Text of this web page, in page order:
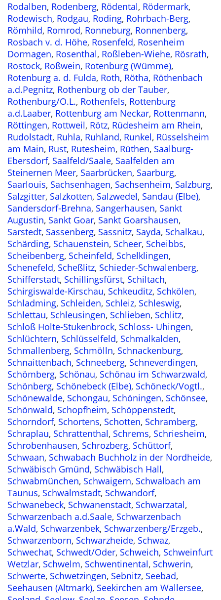
Rodalben, Rodenberg, Rödental, Rödermark,
Rodewisch, Rodgau, Roding, Rohrbach-Berg,
Römhild, Romrod, Ronneburg, Ronnenberg,
Rosbach v. d. Höhe, Rosenfeld, Rosenheim
Dormagen, Rosenthal, Roßleben-Wiehe, Rösrath,
Rostock, Roßwein, Rotenburg (Wümme),
Rotenburg a. d. Fulda, Roth, Rötha, Röthenbach
a.d.Pegnitz, Rothenburg ob der Tauber,
Rothenburg/O.L., Rothenfels, Rottenburg
a.d.Laaber, Rottenburg am Neckar, Rottenmann,
Röttingen, Rottweil, Rötz, Rüdesheim am Rhein,
Rudolstadt, Ruhla, Ruhland, Runkel, Rüsselsheim
am Main, Rust, Rutesheim, Rüthen, Saalburg-
Ebersdorf, Saalfeld/Saale, Saalfelden am
Steinernen Meer, Saarbrücken, Saarburg,
Saarlouis, Sachsenhagen, Sachsenheim, Salzburg,
Salzgitter, Salzkotten, Salzwedel, Sandau (Elbe),
Sandersdorf-Brehna, Sangerhausen, Sankt
Augustin, Sankt Goar, Sankt Goarshausen,
Sarstedt, Sassenberg, Sassnitz, Sayda, Schalkau,
Schärding, Schauenstein, Scheer, Scheibbs,
Scheibenberg, Scheinfeld, Schelklingen,
Schenefeld, Scheßlitz, Schieder-Schwalenberg,
Schifferstadt, Schillingsfürst, Schiltach,
Schirgiswalde-Kirschau, Schkeuditz, Schkölen,
Schladming, Schleiden, Schleiz, Schleswig,
Schlettau, Schleusingen, Schlieben, Schlitz,
Schloß Holte-Stukenbrock, Schloss- Uhingen,
Schlüchtern, Schlüsselfeld, Schmalkalden,
Schmallenberg, Schmölln, Schnackenburg,
Schnaittenbach, Schneeberg, Schneverdingen,
Schömberg, Schönau, Schönau im Schwarzwald,
Schönberg, Schönebeck (Elbe), Schöneck/Vogtl.,
Schönewalde, Schongau, Schöningen, Schönsee,
Schönwald, Schopfheim, Schöppenstedt,
Schorndorf, Schortens, Schotten, Schramberg,
Schraplau, Schrattenthal, Schrems, Schriesheim,
Schrobenhausen, Schrozberg, Schüttorf,
Schwaan, Schwabach Buchholz in der Nordheide,
Schwäbisch Gmünd, Schwäbisch Hall,
Schwabmünchen, Schwaigern, Schwalbach am
Taunus, Schwalmstadt, Schwandorf,
Schwanebeck, Schwanenstadt, Schwarzatal,
Schwarzenbach a.d.Saale, Schwarzenbach
a.Wald, Schwarzenbek, Schwarzenberg/Erzgeb.,
Schwarzenborn, Schwarzheide, Schwaz,
Schwechat, Schwedt/Oder, Schweich, Schweinfurt
Wetzlar, Schwelm, Schwentinental, Schwerin,
Schwerte, Schwetzingen, Sebnitz, Seebad,
Seehausen (Altmark), Seekirchen am Wallersee,